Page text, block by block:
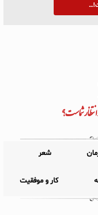
انتظار شماست؟
شعر
کار و موفقیت